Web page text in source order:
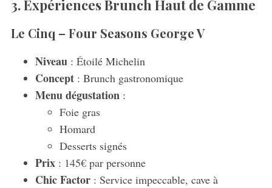
3. Expériences Brunch Haut de Gamme
Le Cinq – Four Seasons George V
Niveau : Étoilé Michelin
Concept: Brunch gastronomique
Menu dégustation :
Foie gras
Homard
Desserts signés
Prix: 145€ par personne
Chic Factor: Service impeccable, cave à